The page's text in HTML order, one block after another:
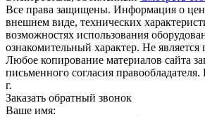
Все права защищены. Информация о
внешнем виде, технических
возможностях использования
ознакомительный характер. Не
Любое копирование материалов сайта
письменного согласия
г.
Заказать обратный звонок
Ваше имя: